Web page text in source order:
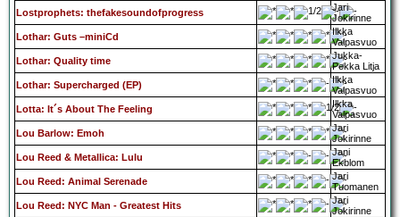
Lostprophets: thefakesoundofprogress
Jari
Jokirinne
Lothar: Guts –miniCd
Ilkka
Valpasvuo
Lothar: Quality time
Jukka-
Pekka Litja
Lothar: Supercharged (EP)
Ilkka
Valpasvuo
Lotta: It´s About The Feeling
Ilkka
Valpasvuo
Lou Barlow: Emoh
Jari
Jokirinne
Lou Reed & Metallica: Lulu
Jani
Ekblom
Lou Reed: Animal Serenade
Jari
Tuomanen
Lou Reed: NYC Man - Greatest Hits
Jari
Jokirinne